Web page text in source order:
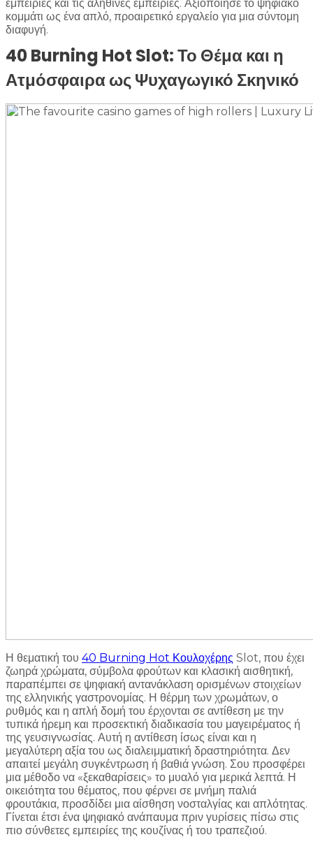
εμπειρίες και τις αληθινές εμπειρίες. Αξιοποίησε το ψηφιακό
κομμάτι ως ένα απλό, προαιρετικό εργαλείο για μια σύντομη
διαφυγή.
40 Burning Hot Slot: Το Θέμα και η
Ατμόσφαιρα ως Ψυχαγωγικό Σκηνικό
Η θεματική του 40 Burning Hot Κουλοχέρης Slot, που έχει
ζωηρά χρώματα, σύμβολα φρούτων και κλασική αισθητική,
παραπέμπει σε ψηφιακή αντανάκλαση ορισμένων στοιχείων
της ελληνικής γαστρονομίας. Η θέρμη των χρωμάτων, ο
ρυθμός και η απλή δομή του έρχονται σε αντίθεση με την
τυπικά ήρεμη και προσεκτική διαδικασία του μαγειρέματος ή
της γευσιγνωσίας. Αυτή η αντίθεση ίσως είναι και η
μεγαλύτερη αξία του ως διαλειμματική δραστηριότητα. Δεν
απαιτεί μεγάλη συγκέντρωση ή βαθιά γνώση. Σου προσφέρει
μια μέθοδο να «ξεκαθαρίσεις» το μυαλό για μερικά λεπτά. Η
οικειότητα του θέματος, που φέρνει σε μνήμη παλιά
φρουτάκια, προσδίδει μια αίσθηση νοσταλγίας και απλότητας.
Γίνεται έτσι ένα ψηφιακό ανάπαυμα πριν γυρίσεις πίσω στις
πιο σύνθετες εμπειρίες της κουζίνας ή του τραπεζιού.